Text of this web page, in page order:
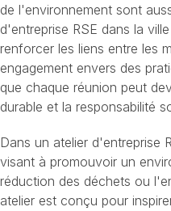
de l'environnement sont
d'entreprise RSE dans la
renforcer les liens entre les
engagement envers des
que chaque réunion peut
durable et la responsabilité
Dans un atelier d'entreprise
visant à promouvoir un
réduction des déchets ou
atelier est conçu pour